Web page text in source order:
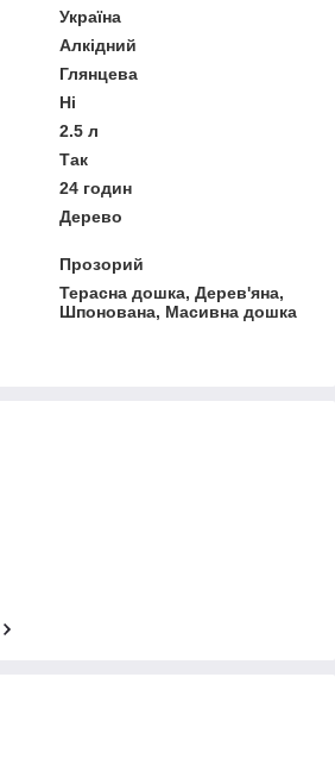
Україна
Алкідний
Глянцева
Ні
2.5 л
Так
24 годин
Дерево
Прозорий
Терасна дошка, Дерев'яна,
Шпонована, Масивна дошка